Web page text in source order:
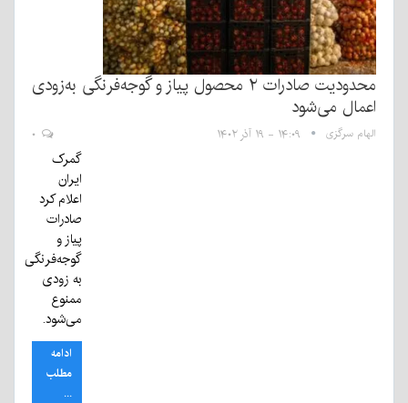
محدودیت‌ صادرات ۲ محصول پیاز و گوجه‌فرنگی به‌زودی
اعمال می‌شود
الهام سرگزی ۱۴:۰۹ - ۱۹ آذر ۱۴۰۲
گمرک
ایران
اعلام کرد
صادرات
پیاز و
گوجه‌فرنگی
به زودی
ممنوع
می‌شود.
ادامه
مطلب
...